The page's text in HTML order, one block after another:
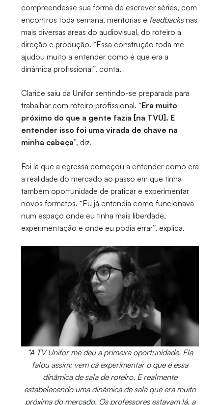
compreendesse sua forma de escrever séries, com
encontros toda semana, mentorias e feedbacksnas
mais diversas áreas do audiovisual, do roteiro à
direção e produção. “Essa construção toda me
ajudou muito a entender como é que era a
dinâmica profissional”, conta.
Clarice saiu da Unifor sentindo-se preparada para
trabalhar com roteiro profissional. “Era muito
próximo do que a gente fazia [na TVU]. E
entender isso foi uma virada de chave na
minha cabeça”, diz.
Foi lá que a egressa começou a entender como era
a realidade do mercado ao passo em que tinha
também oportunidade de praticar e experimentar
novos formatos. “Eu já entendia como funcionava
num espaço onde eu tinha mais liberdade,
experimentação e onde eu podia errar”, explica.
“A TV Unifor me deu a primeira oportunidade. Ela
falou assim: vem cá experimentar o que é essa
dinâmica de sala de roteiro. E realmente
estabelecendo uma dinâmica de sala que era muito
próxima do mercado. Os professores estavam lá, a